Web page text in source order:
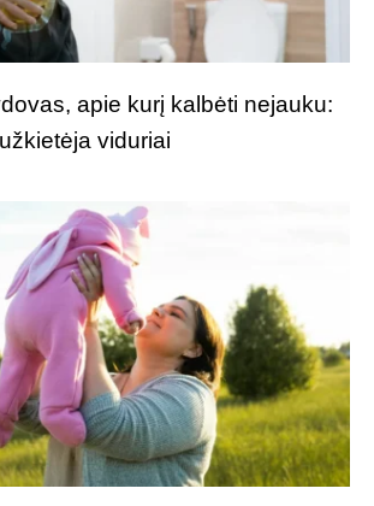
apie kurį kalbėti nejauku:
viduriai